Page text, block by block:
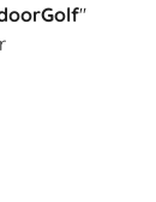
"